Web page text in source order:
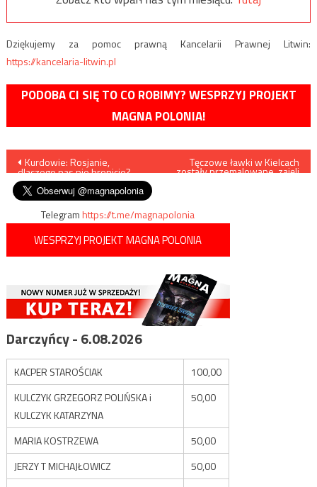
Dziękujemy za pomoc prawną Kancelarii Prawnej Litwin:
https://kancelaria-litwin.pl
PODOBA CI SIĘ TO CO ROBIMY? WESPRZYJ PROJEKT
MAGNA POLONIA!
Nawigacja
wpisu
Kurdowie: Rosjanie,
dlaczego nas nie bronicie?
Tęczowe ławki w Kielcach
zostały przemalowane, zajęli
Telegramhttps://t.me/magnapolonia
WESPRZYJ PROJEKT MAGNA POLONIA
Darczyńcy - 6.08.2026
KACPER STAROŚCIAK
100,00
KULCZYK GRZEGORZ POLIŃSKA i
KULCZYK KATARZYNA
50,00
MARIA KOSTRZEWA
50,00
JERZY T MICHAJŁOWICZ
50,00